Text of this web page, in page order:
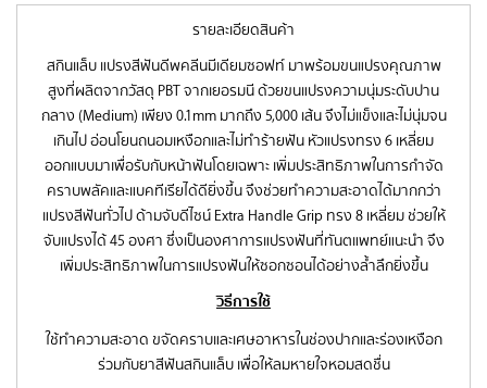
รายละเอียดสินค้า
สกินแล็บ แปรงสีฟันดีพคลีนมีเดียมซอฟท์ มาพร้อมขนแปรงคุณภาพ
สูงที่ผลิตจากวัสดุ PBT จากเยอรมนี ด้วยขนแปรงความนุ่มระดับปาน
กลาง (Medium) เพียง 0.1mm มากถึง 5,000 เส้น จึงไม่แข็งและไม่นุ่มจน
เกินไป อ่อนโยนถนอมเหงือกและไม่ทำร้ายฟัน หัวแปรงทรง 6 เหลี่ยม
ออกแบบมาเพื่อรับกับหน้าฟันโดยเฉพาะ เพิ่มประสิทธิภาพในการกำจัด
คราบพลัคและแบคทีเรียได้ดียิ่งขึ้น จึงช่วยทำความสะอาดได้มากกว่า
แปรงสีฟันทั่วไป ด้ามจับดีไซน์ Extra Handle Grip ทรง 8 เหลี่ยม ช่วยให้
จับแปรงได้ 45 องศา ซึ่งเป็นองศาการแปรงฟันที่ทันตแพทย์แนะนำ จึง
เพิ่มประสิทธิภาพในการแปรงฟันให้ซอกซอนได้อย่างล้ำลึกยิ่งขึ้น
วิธีการใช้
ใช้ทำความสะอาด ขจัดคราบและเศษอาหารในช่องปากและร่องเหงือก
ร่วมกับยาสีฟันสกินแล็บ เพื่อให้ลมหายใจหอมสดชื่น